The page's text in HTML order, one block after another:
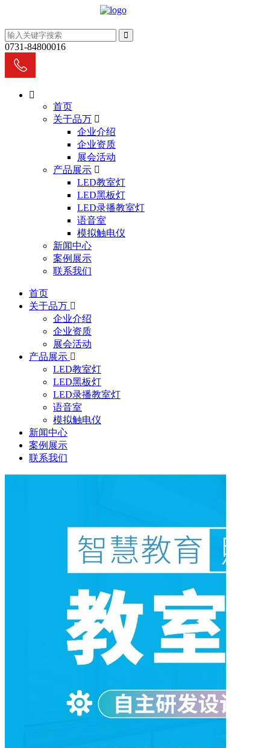
0731-84800016
首页
关于品万
企业介绍
企业资质
展会活动
产品展示
LED教室灯
LED黑板灯
LED录播教室灯
语音室
模拟触电仪
新闻中心
案例展示
联系我们
首页
关于品万
企业介绍
企业资质
展会活动
产品展示
LED教室灯
LED黑板灯
LED录播教室灯
语音室
模拟触电仪
新闻中心
案例展示
联系我们